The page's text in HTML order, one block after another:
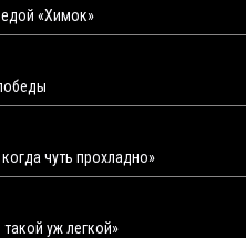
«Химок»
чуть прохладно»
уж легкой»